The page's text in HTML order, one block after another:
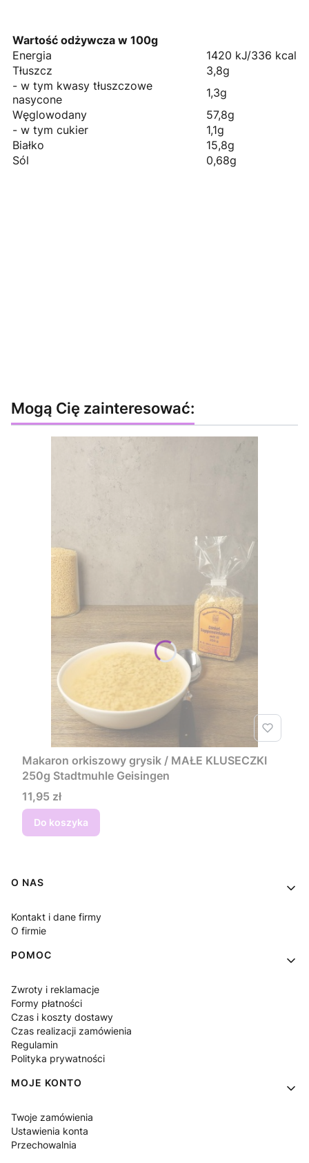
Wartość odżywcza w 100g
Energia
1420 kJ/336 kcal
Tłuszcz
3,8g
- w tym kwasy tłuszczowe
nasycone
1,3g
Węglowodany
57,8g
- w tym cukier
1,1g
Białko
15,8g
Sól
0,68g
Mogą Cię zainteresować:
Makaron orkiszowy grysik / MAŁE KLUSECZKI
250g Stadtmuhle Geisingen
Cena
11,95 zł
Do koszyka
Linki w stopce
O NAS
Kontakt i dane firmy
O firmie
POMOC
Zwroty i reklamacje
Formy płatności
Czas i koszty dostawy
Czas realizacji zamówienia
Regulamin
Polityka prywatności
MOJE KONTO
Twoje zamówienia
Ustawienia konta
Przechowalnia